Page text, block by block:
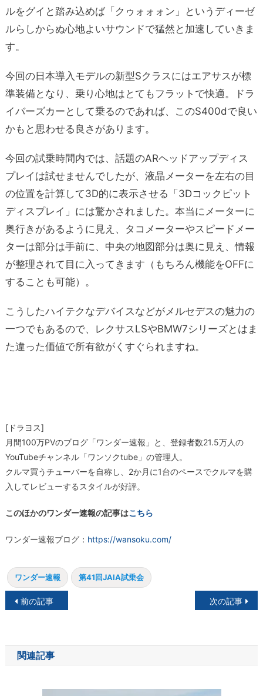
ルをグイと踏み込めば「クゥォォォン」というディーゼ
ルらしからぬ心地よいサウンドで猛然と加速していきま
す。
今回の日本導入モデルの新型Sクラスにはエアサスが標
準装備となり、乗り心地はとてもフラットで快適。ドラ
イバーズカーとして乗るのであれば、このS400dで良い
かもと思わせる良さがあります。
今回の試乗時間内では、話題のARヘッドアップディス
プレイは試せませんでしたが、液晶メーターを左右の目
の位置を計算して3D的に表示させる「3Dコックピット
ディスプレイ」には驚かされました。本当にメーターに
奥行きがあるように見え、タコメーターやスピードメー
ターは部分は手前に、中央の地図部分は奥に見え、情報
が整理されて目に入ってきます（もちろん機能をOFFに
することも可能）。
こうしたハイテクなデバイスなどがメルセデスの魅力の
一つでもあるので、レクサスLSやBMW7シリーズとはま
た違った価値で所有欲がくすぐられますね。
[ドラヨス]
月間100万PVのブログ「ワンダー速報」と、登録者数21.5万人の
YouTubeチャンネル「ワンソクtube」の管理人。
クルマ買うチューバーを自称し、2か月に1台のペースでクルマを購
入してレビューするスタイルが好評。
このほかのワンダー速報の記事はこちら
ワンダー速報ブログ： https://wansoku.com/
ワンダー速報 第41回JAIA試乗会
投
ナ
ビ
前の記事 次の記事
関連記事